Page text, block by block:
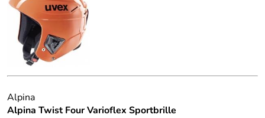
Alpina
Alpina Twist Four Varioflex Sportbrille